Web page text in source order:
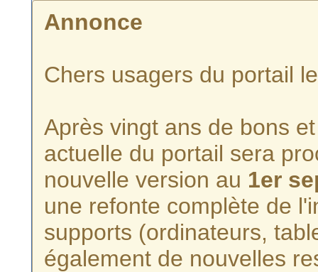
Annonce
Chers usagers du portail
Après vingt ans de bons
actuelle du portail sera
nouvelle version au 1er
une refonte complète de
supports (ordinateurs,
également de nouvelles